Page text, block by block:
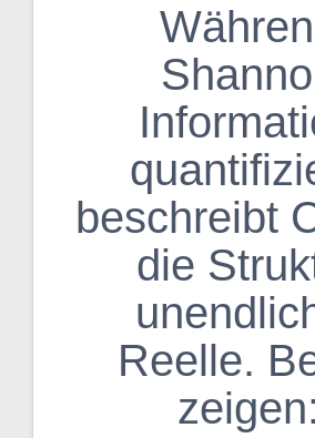
beschreibt
die
Reelle.
zeigen: